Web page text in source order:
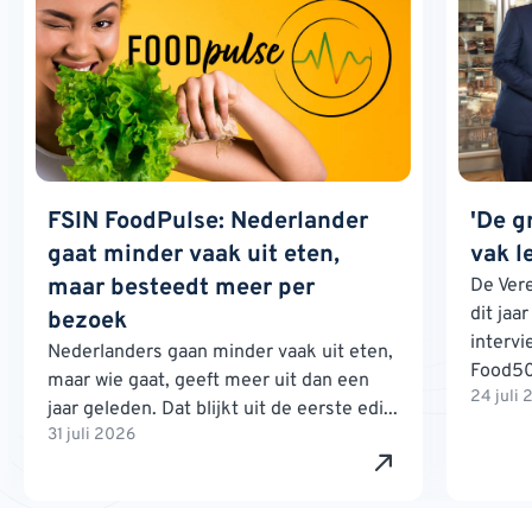
FSIN FoodPulse: Nederlander
gaat minder vaak uit eten,
maar besteedt meer per
bezoek
Nederlanders gaan minder vaak uit eten,
maar wie gaat, geeft meer uit dan een
jaar geleden. Dat blijkt uit de eerste edi...
31 juli 2026
'De
vak
De
dit
24 juli